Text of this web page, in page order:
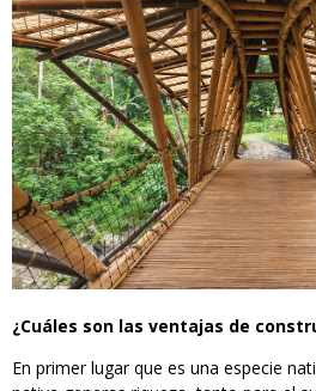
¿Cuáles son las ventajas de
En primer lugar que es una especie